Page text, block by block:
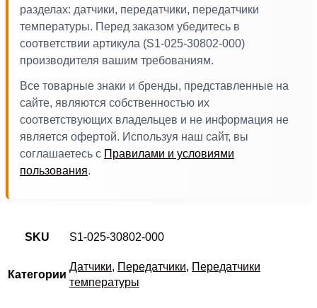
разделах: датчики, передатчики, передатчики
температуры. Перед заказом убедитесь в
соответствии артикула (S1-025-30802-000)
производителя вашим требованиям.
Все товарные знаки и бренды, представленные на
сайте, являются собственностью их
соответствующих владельцев и не информация не
является офертой. Используя наш сайт, вы
соглашаетесь с Правилами и условиями
пользования.
SKU S1-025-30802-000
Категории
Датчики, Передатчики, Передатчики
температуры